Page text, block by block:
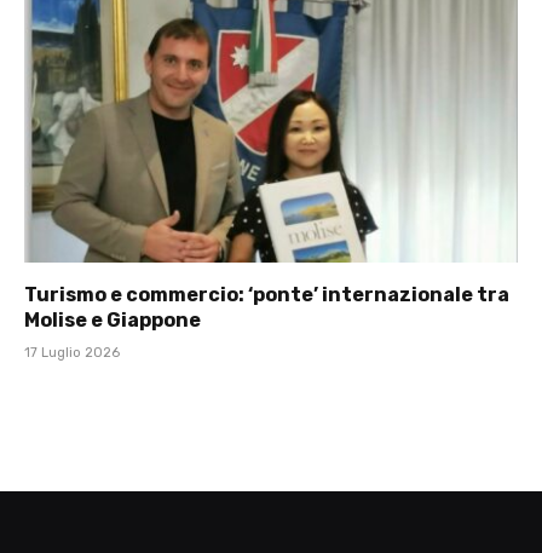
Turismo e commercio: ‘ponte’ internazionale tra
Molise e Giappone
17 Luglio 2026